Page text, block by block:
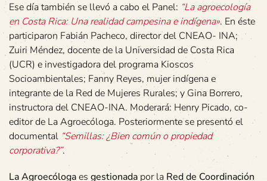
Ese día también se llevó a cabo el Panel: “La agroecología
en Costa Rica: Una realidad campesina e indígena». En éste
participaron Fabián Pacheco, director del CNEAO- INA;
Zuiri Méndez, docente de la Universidad de Costa Rica
(UCR) e investigadora del programa Kioscos
Socioambientales; Fanny Reyes, mujer indígena e
integrante de la Red de Mujeres Rurales; y Gina Borrero,
instructora del CNEAO-INA. Moderará: Henry Picado, co-
editor de La Agroecóloga. Posteriormente se presentó el
documental “Semillas: ¿Bien común o propiedad
corporativa?”.
La Agroecólogaes gestionada por la Red de Coordinación